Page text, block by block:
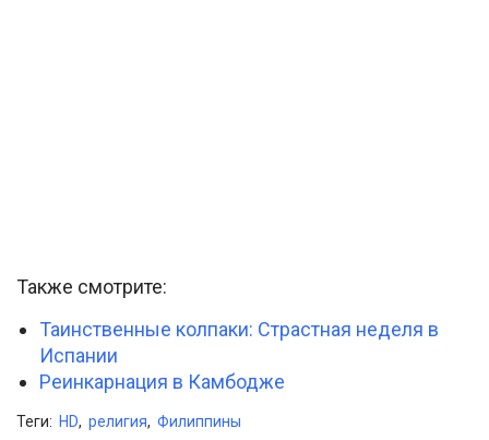
Также смотрите:
Таинственные колпаки: Страстная неделя в
Испании
Реинкарнация в Камбодже
Теги: HD, религия, Филиппины